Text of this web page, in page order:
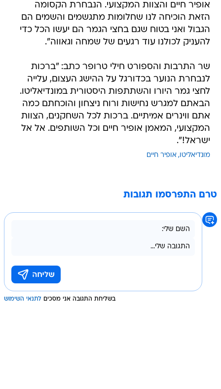
אופיר חיים והצוות המקצועי. הנבחרת הקסומה
הזאת הוכיחה לנו שחלומות מתגשמים והשמים הם
הגבול ואני בטוח שגם בחצי הגמר הם יעשו הכל כדי
להעניק לכולנו עוד רגעים של שמחה וגאווה".
שר התרבות והספורט חילי טרופר כתב: "ברכות
לנבחרת הנוער בכדורגל על ההישג העצום, עלייה
לחצי גמר היורו והשתתפות היסטורית במונדיאליטו.
הבאתם למגרש נחישות ורוח ניצחון והוכחתם כמה
אתם ווינרים אמיתיים. ברכות לכל השחקנים, הצוות
המקצועי, המאמן אופיר חיים וכל השותפים. אל אל
ישראל!".
מונדיאליטו אופיר חיים
טרם התפרסמו תגובות
בשליחת התגובה אני מסכים לתנאי השימוש